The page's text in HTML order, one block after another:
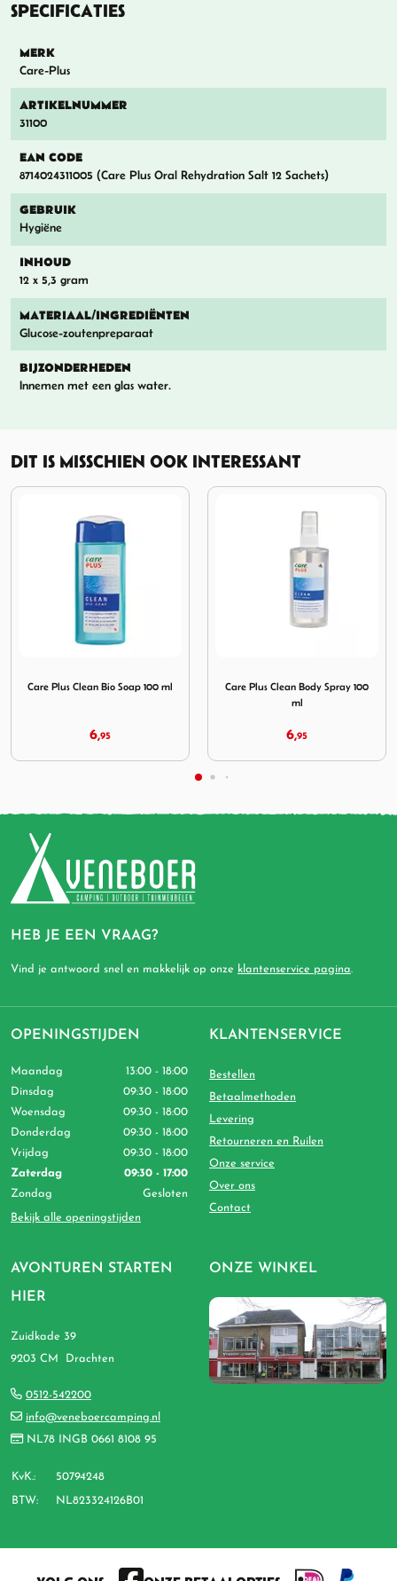
SPECIFICATIES
MERK
Care-Plus
ARTIKELNUMMER
31100
EAN CODE
8714024311005 (Care Plus Oral Rehydration Salt 12 Sachets)
GEBRUIK
Hygiëne
INHOUD
12 x 5,3 gram
MATERIAAL/INGREDIËNTEN
Glucose-zoutenpreparaat
BIJZONDERHEDEN
Innemen met een glas water.
DIT IS MISSCHIEN OOK INTERESSANT
Care Plus Clean Body Spray 100
6,
Care Plus Anti-Insect Deet Spray
40% 60 ml
11,
HEB JE EEN VRAAG?
Vind je antwoord snel en makkelijk op onze klantenservice pagina.
AVONTUREN STARTEN
HIER
Zuidkade 39
9203 CM Drachten
0512-542200
info@veneboercamping.nl
NL78 INGB 0661 8108 95
KvK.: 50794248
BTW: NL823324126B01
OPENINGSTIJDEN
Maandag
13:00 - 18:00
Dinsdag
09:30 - 18:00
Woensdag
09:30 - 18:00
Donderdag
09:30 - 18:00
Vrijdag
09:30 - 18:00
Zaterdag
09:30 - 17:00
Zondag
Gesloten
Bekijk alle openingstijden
KLANTENSERVICE
Bestellen
Betaalmethoden
Levering
Retourneren en Ruilen
Onze service
Over ons
Contact
ONZE WINKEL